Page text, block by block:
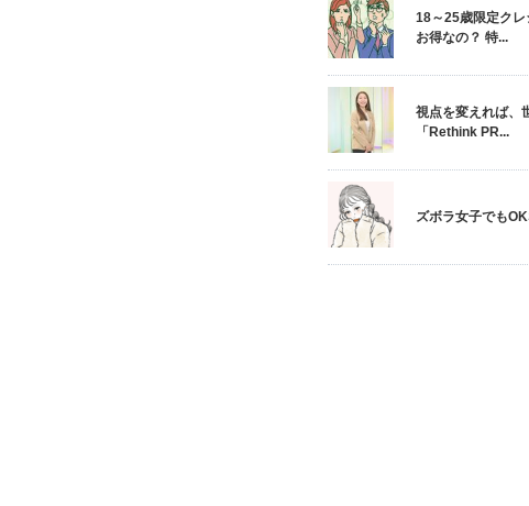
18～25歳限定ク
お得なの？ 特...
視点を変えれば、
「Rethink PR...
ズボラ女子でも